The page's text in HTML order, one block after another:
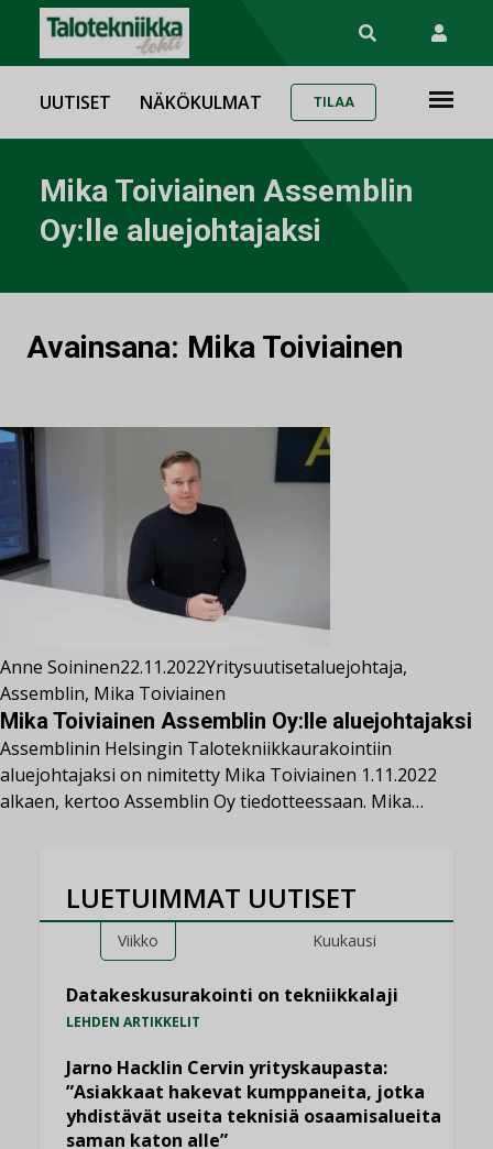
UUTISET NÄKÖKULMAT TILAA
Mika Toiviainen Assemblin
Oy:lle aluejohtajaksi
Avainsana: Mika Toiviainen
Anne Soininen22.11.2022Yritysuutisetaluejohtaja,
Assemblin, Mika Toiviainen
Mika Toiviainen Assemblin Oy:lle aluejohtajaksi
Assemblinin Helsingin Talotekniikkaurakointiin
aluejohtajaksi on nimitetty Mika Toiviainen 1.11.2022
alkaen, kertoo Assemblin Oy tiedotteessaan. Mika…
LUETUIMMAT UUTISET
Viikko Kuukausi
Datakeskusurakointi on tekniikkalaji
LEHDEN ARTIKKELIT
Jarno Hacklin Cervin yrityskaupasta:
”Asiakkaat hakevat kumppaneita, jotka
yhdistävät useita teknisiä osaamisalueita
saman katon alle”